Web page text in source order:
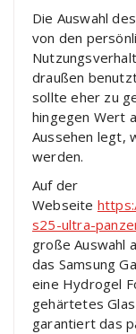
Die Auswahl
von den
draußen
sollte eher zu
hingegen Wert
Aussehen legt,
werden.
Auf der
Webseite
s25-ultra-
große Auswahl
das Samsung
eine Hydrogel
gehärtetes
garantiert das